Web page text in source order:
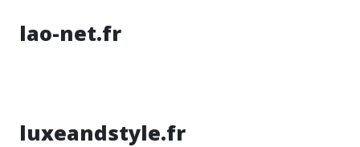
lao-net.fr
luxeandstyle.fr